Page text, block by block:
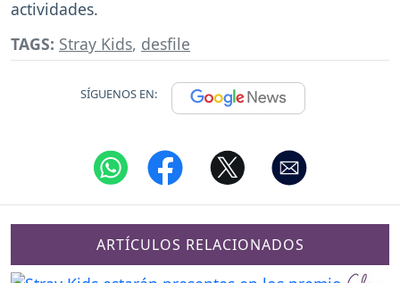
actividades.
TAGS: Stray Kids, desfile
SÍGUENOS EN:
ARTÍCULOS RELACIONADOS